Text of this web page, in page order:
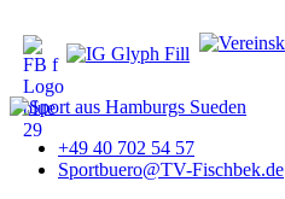
+49 40 702 54 57
Sportbuero@TV-Fischbek.de